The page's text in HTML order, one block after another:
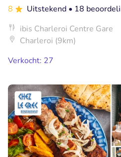
8
Uitstekend • 18
ibis Charleroi Centre Gare
Charleroi (9km)
Verkocht: 27